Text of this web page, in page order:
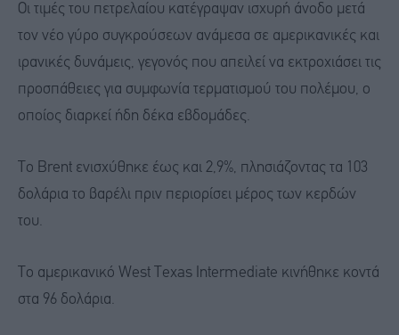
Οι τιμές του πετρελαίου κατέγραψαν ισχυρή άνοδο μετά
τον νέο γύρο συγκρούσεων ανάμεσα σε αμερικανικές και
ιρανικές δυνάμεις, γεγονός που απειλεί να εκτροχιάσει τις
προσπάθειες για συμφωνία τερματισμού του πολέμου, ο
οποίος διαρκεί ήδη δέκα εβδομάδες.
Το Brent ενισχύθηκε έως και 2,9%, πλησιάζοντας τα 103
δολάρια το βαρέλι πριν περιορίσει μέρος των κερδών
του.
Tο αμερικανικό West Texas Intermediate κινήθηκε κοντά
στα 96 δολάρια.